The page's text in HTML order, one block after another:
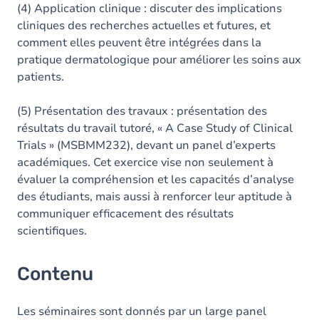
(4) Application clinique : discuter des implications
cliniques des recherches actuelles et futures, et
comment elles peuvent être intégrées dans la
pratique dermatologique pour améliorer les soins aux
patients.
(5) Présentation des travaux : présentation des
résultats du travail tutoré, « A Case Study of Clinical
Trials » (MSBMM232), devant un panel d’experts
académiques. Cet exercice vise non seulement à
évaluer la compréhension et les capacités d’analyse
des étudiants, mais aussi à renforcer leur aptitude à
communiquer efficacement des résultats
scientifiques.
Contenu
Les séminaires sont donnés par un large panel